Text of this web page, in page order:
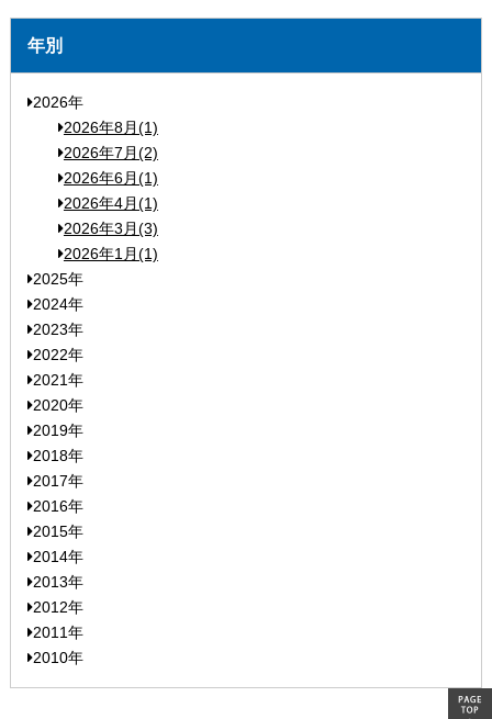
年別
2026年
2026年8月(1)
2026年7月(2)
2026年6月(1)
2026年4月(1)
2026年3月(3)
2026年1月(1)
2025年
2024年
2023年
2022年
2021年
2020年
2019年
2018年
2017年
2016年
2015年
2014年
2013年
2012年
2011年
2010年